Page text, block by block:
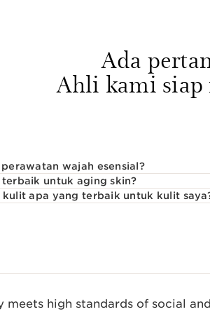
Ada
Ahli kami siap
wajah esensial?
untuk aging skin?
apa yang terbaik untuk kulit
meets high standards of social